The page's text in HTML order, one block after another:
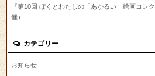
『第10回 ぼくとわたしの「あかるい」絵画コン
催）
カテゴリー
お知らせ